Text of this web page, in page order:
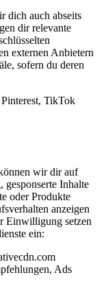
dich auch abseits
dir relevante
externen Anbietern
sofern du deren
TikTok
wir dir auf
gesponserte Inhalte
oder Produkte
anzeigen
Einwilligung setzen
ein:
Ads